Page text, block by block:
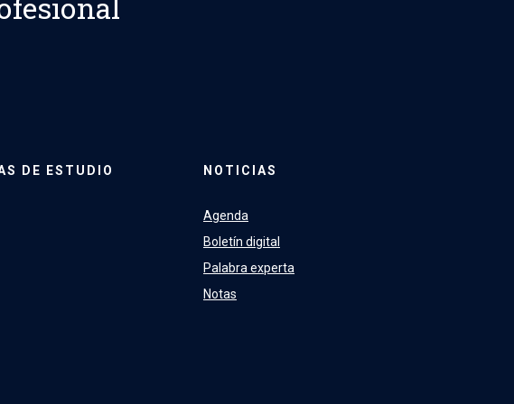
DE ESTUDIO NOTICIAS
Agenda
Boletín digital
Palabra experta
Notas